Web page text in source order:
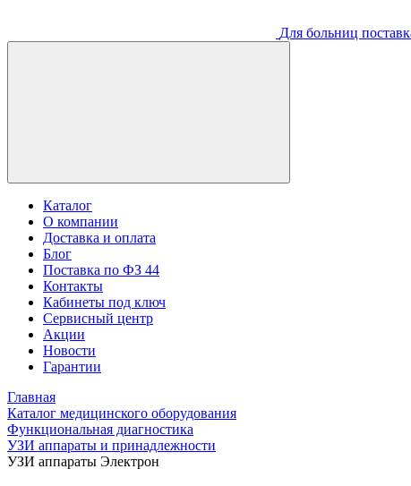
Для больниц
Каталог
О компании
Доставка и оплата
Блог
Поставка по ФЗ 44
Контакты
Кабинеты под ключ
Сервисный центр
Акции
Новости
Гарантии
Главная
Каталог медицинского оборудования
Функциональная диагностика
УЗИ аппараты и принадлежности
УЗИ аппараты Электрон